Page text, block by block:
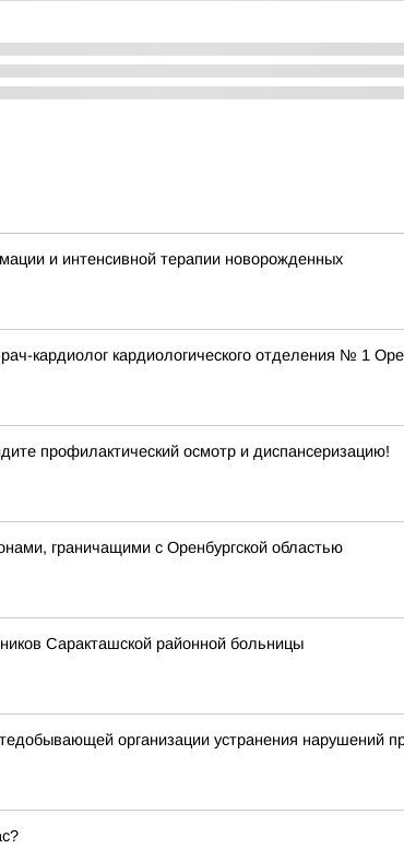
и интенсивной терапии новорожденных
кардиолог кардиологического отделения № 1
профилактический осмотр и диспансеризацию!
граничащими с Оренбургской областью
Саракташской районной больницы
организации устранения нарушений